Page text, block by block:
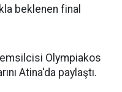
beklenen final
Olympiakos
Atina'da paylaştı.